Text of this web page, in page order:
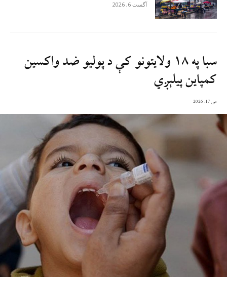
آگست 6, 2026
سبا په ۱۸ ولایتونو کې د پولیو ضد واکسین
کمپاین پیلېږي
می 17, 2026